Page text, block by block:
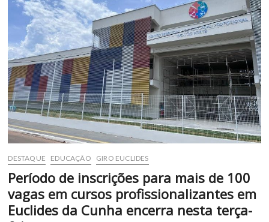
para
o
segundo
semestre
divulgado
pelo
MEC
DESTAQUE EDUCAÇÃO GIRO EUCLIDES
Período de inscrições para mais de 100
vagas em cursos profissionalizantes em
Euclides da Cunha encerra nesta terça-